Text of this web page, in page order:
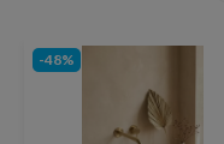
-48%